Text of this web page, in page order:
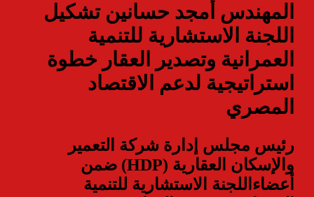
المهندس أمجد حسانين تشكيل
اللجنة الاستشارية للتنمية
العمرانية وتصدير العقار خطوة
استراتيجية لدعم الاقتصاد
المصري
رئيس مجلس إدارة شركة التعمير
والإسكان العقارية (HDP) ضمن
أعضاءاللجنة الاستشارية للتنمية